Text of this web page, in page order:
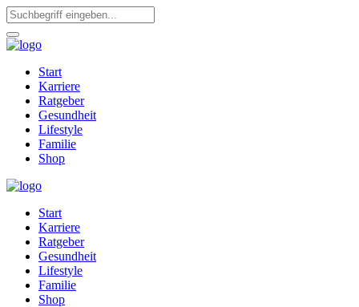
Start
Karriere
Ratgeber
Gesundheit
Lifestyle
Familie
Shop
Start
Karriere
Ratgeber
Gesundheit
Lifestyle
Familie
Shop